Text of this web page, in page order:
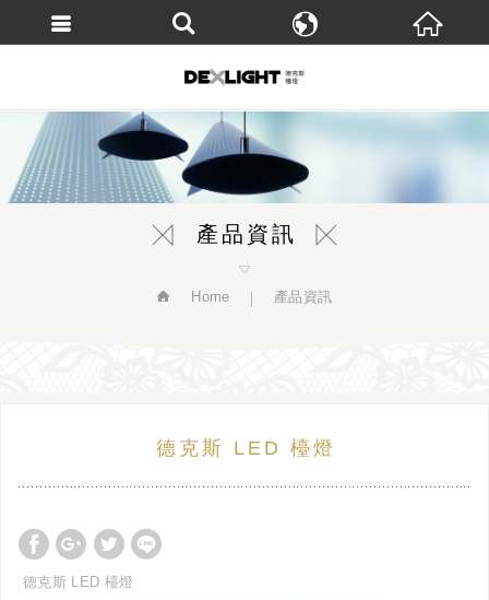
產品資訊
Home 產品資訊
德克斯 LED 檯燈
德克斯 LED 檯燈
繁體中文
English